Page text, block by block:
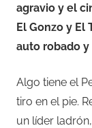
agravio y el
El Gonzo y El
auto robado
Algo tiene el
tiro en el pie.
un líder